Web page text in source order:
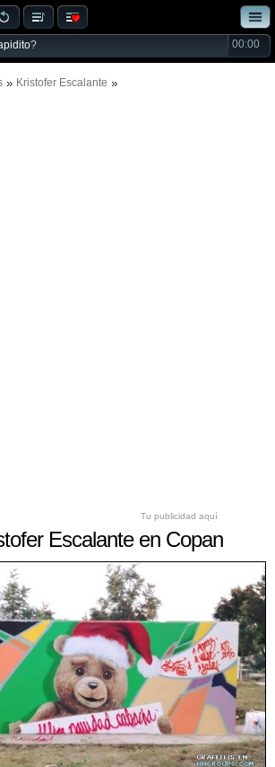
? 00:00
Kristofer Escalante
Tu publicidad aquí
Escalante en Copan